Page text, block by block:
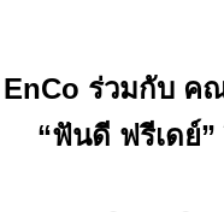
EnCo ร่วมกับ ค
“ฟันดี ฟรีเดย์